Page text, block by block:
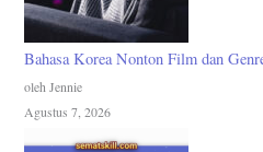
Bahasa Korea Nonton Film dan
oleh Jennie
Agustus 7, 2026